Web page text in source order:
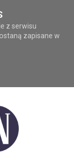
z serwisu
zapisane w